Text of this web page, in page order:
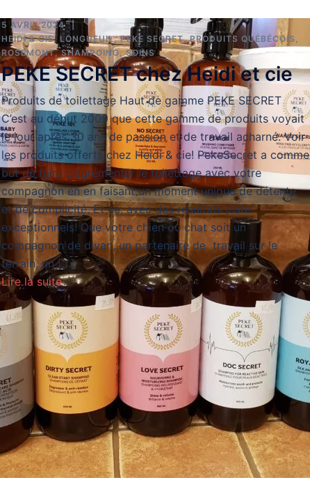
5 AVRIL 2024
HEIDI & CIE,LONGUEUIL,PEKE SECRET,PRODUITS QUÉBÉCOIS ,
ROSEMONT,SHAMPOING,SOINS
PEKE SECRET chez Heidi et cie
Produits de toilettage Haut de gamme PEKE SECRET
C’est au début 2009 que cette gamme de produits voyait
le jour après 30 ans de passion et de travail acharné. Voir
les produits offerts chez Heidi & cie! PekeSecret a comme
but de faire d’agrémenter le toilettage avec votre
compagnon en en faisant un moment unique de détente
et de complicité. Et ce, avec des résultats juste
exceptionnels! Que votre chien ou chat soit un
compagnon de divan, un partenaire de travail sur le
terrain, un […]
Lire la suite